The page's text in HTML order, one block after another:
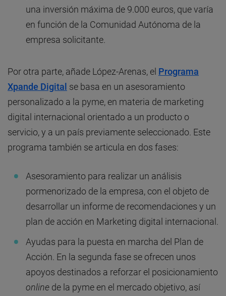
una inversión máxima de 9.000 euros, que varía
en función de la Comunidad Autónoma de la
empresa solicitante.
Por otra parte, añade López-Arenas, el Programa
Xpande Digital se basa en un asesoramiento
personalizado a la pyme, en materia de marketing
digital internacional orientado a un producto o
servicio, y a un país previamente seleccionado. Este
programa también se articula en dos fases:
Asesoramiento para realizar un análisis
pormenorizado de la empresa, con el objeto de
desarrollar un informe de recomendaciones y un
plan de acción en Marketing digital internacional.
Ayudas para la puesta en marcha del Plan de
Acción. En la segunda fase se ofrecen unos
apoyos destinados a reforzar el posicionamiento
online de la pyme en el mercado objetivo, así